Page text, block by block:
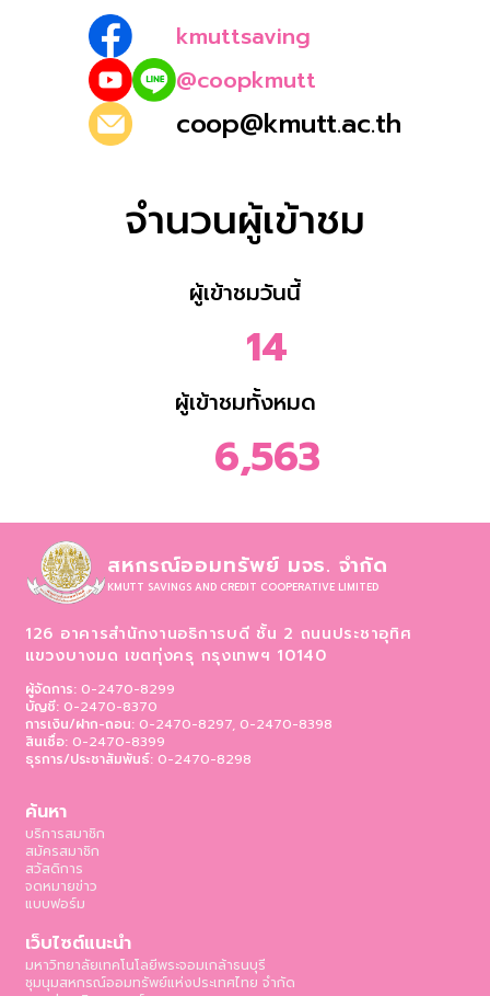
kmuttsaving
@coopkmutt
coop@kmutt.ac.th
จำนวนผู้เข้าชม
ผู้เข้าชมวันนี้
14
ผู้เข้าชมทั้งหมด
6,563
สหกรณ์ออมทรัพย์ มจธ. จำกัด
KMUTT SAVINGS AND CREDIT COOPERATIVE LIMITED
126 อาคารสำนักงานอธิการบดี ชั้น 2 ถนนประชาอุทิศ
แขวงบางมด เขตทุ่งครุ กรุงเทพฯ 10140
ผู้จัดการ: 0-2470-8299
บัญชี: 0-2470-8370
การเงิน/ฝาก-ถอน: 0-2470-8297, 0-2470-8398
สินเชื่อ: 0-2470-8399
ธุรการ/ประชาสัมพันธ์: 0-2470-8298
ค้นหา
บริการสมาชิก
สมัครสมาชิก
สวัสดิการ
จดหมายข่าว
แบบฟอร์ม
เว็บไซต์แนะนำ
มหาวิทยาลัยเทคโนโลยีพระจอมเกล้าธนบุรี
ชุมนุมสหกรณ์ออมทรัพย์แห่งประเทศไทย จำกัด